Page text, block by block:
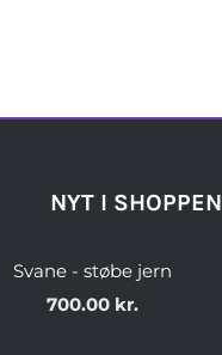
NYT I SHOPPEN
Svane - støbe jern
700.00 kr.